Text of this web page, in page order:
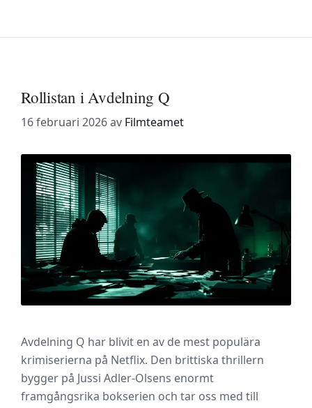
Rollistan i Avdelning Q
16 februari 2026av Filmteamet
Avdelning Q har blivit en av de mest populära
krimiserierna på Netflix. Den brittiska thrillern
bygger på Jussi Adler-Olsens enormt
framgångsrika bokserien och tar oss med till